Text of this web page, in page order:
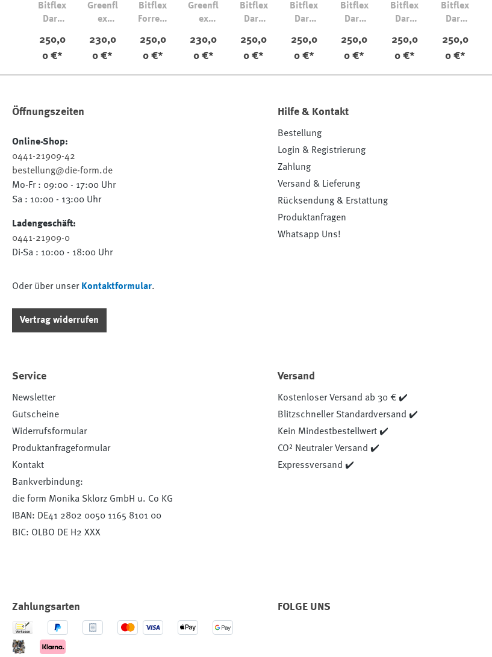
Bitflex
Dark
250,0
0 €*
Greenfl
ex
230,0
0 €*
Bitflex
Forrest
250,0
0 €*
Greenfl
ex
Chestn
ut
230,0
0 €*
Bitflex
Dark
250,0
0 €*
Bitflex
Dark
250,0
0 €*
Bitflex
Dark
250,0
0 €*
Bitflex
Dark
ut
250,0
0 €*
Bitflex
Dark
ut
250,0
0 €*
Öffnungszeiten
Online-Shop:
0441-21909-42
bestellung@die-form.de
Mo-Fr : 09:00 - 17:00 Uhr
Sa : 10:00 - 13:00 Uhr
Ladengeschäft:
0441-21909-0
Di-Sa : 10:00 - 18:00 Uhr
Oder über unser Kontaktformular.
Vertrag widerrufen
Hilfe & Kontakt
Bestellung
Login & Registrierung
Zahlung
Versand & Lieferung
Rücksendung & Erstattung
Produktanfragen
Whatsapp Uns!
Service
Newsletter
Gutscheine
Widerrufsformular
Produktanfrageformular
Kontakt
Bankverbindung:
die form Monika Sklorz GmbH u. Co KG
IBAN: DE41 2802 0050 1165 8101 00
BIC: OLBO DE H2 XXX
Versand
Kostenloser Versand ab 30 € ✔️
Blitzschneller Standardversand ✔️
Kein Mindestbestellwert ✔️
CO² Neutraler Versand ✔️
Expressversand ✔️
Zahlungsarten FOLGE UNS